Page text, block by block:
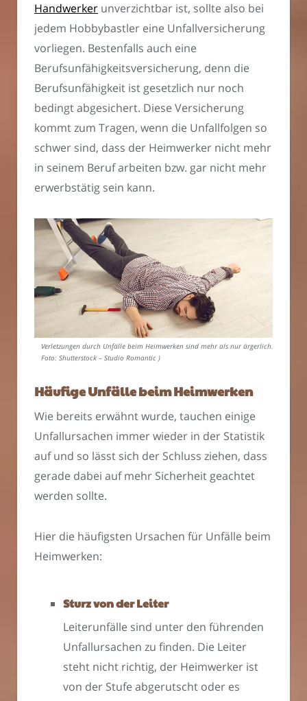
Handwerker unverzichtbar ist, sollte also bei
jedem Hobbybastler eine Unfallversicherung
vorliegen. Bestenfalls auch eine
Berufsunfähigkeitsversicherung, denn die
Berufsunfähigkeit ist gesetzlich nur noch
bedingt abgesichert. Diese Versicherung
kommt zum Tragen, wenn die Unfallfolgen so
schwer sind, dass der Heimwerker nicht mehr
in seinem Beruf arbeiten bzw. gar nicht mehr
erwerbstätig sein kann.
Verletzungen durch Unfälle beim Heimwerken sind mehr als nur ärgerlich. (
Foto: Shutterstock – Studio Romantic )
Häufige Unfälle beim Heimwerken
Wie bereits erwähnt wurde, tauchen einige
Unfallursachen immer wieder in der Statistik
auf und so lässt sich der Schluss ziehen, dass
gerade dabei auf mehr Sicherheit geachtet
werden sollte.
Hier die häufigsten Ursachen für Unfälle beim
Heimwerken:
Sturz von der Leiter
Leiterunfälle sind unter den führenden
Unfallursachen zu finden. Die Leiter
steht nicht richtig, der Heimwerker ist
von der Stufe abgerutscht oder es